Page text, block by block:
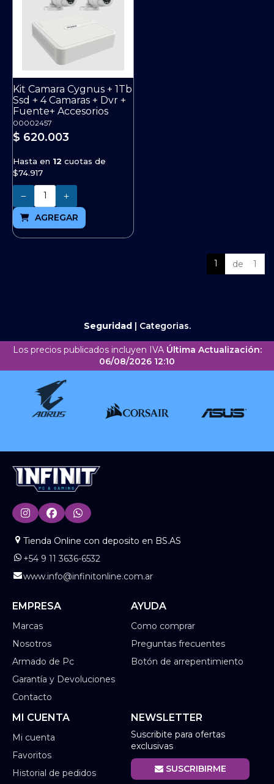
Kit Camara Cygnus + 1Tb
Ssd + 4 Camaras + Dvr +
Fuente+ Accesorios
00002457
$ 620.003
Hasta en 12 cuotas de
$74.917
Cantidad
AGREGAR
1 de 1
Seguridad| Categorias.
Los precios publicados incluyen IVA Última Actualización:
06/08/2026 12:10
Tienda Online con deposito en BS.AS
+54 9 11 3636-6532
www.info@infinitonline.com.ar
EMPRESA
Marcas
Nosotros
Armado de Pc
Garantía y Devoluciones
Contacto
AYUDA
Como comprar
Preguntas frecuentes
Botón de arrepentimiento
MI CUENTA
Mi cuenta
Favoritos
Historial de pedidos
NEWSLETTER
Suscribite para ofertas
exclusivas
SUSCRIBIRME